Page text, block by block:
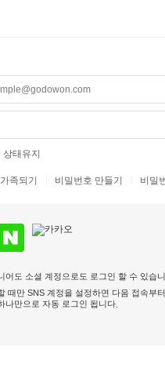
상태유지
족되기 비밀번호 만들기 비밀
어도 소셜 계정으로도 로그인 할 수 있습니
때만 SNS 계정을 설정하면 다음 접속부터
나만으로 자동 로그인 됩니다